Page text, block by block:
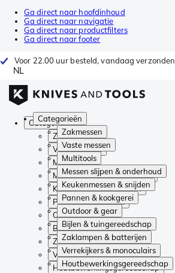
Ga direct naar hoofdinhoud
Ga direct naar navigatie
Ga direct naar productfilters
Ga direct naar footer
Voor 22.00 uur besteld, vandaag verzonden
NL
Categorieën
Zakmessen
Vaste messen
Multitools
Messen slijpen & onderhoud
Keukenmessen & snijden
Pannen & kookgerei
Outdoor & gear
Bijlen & tuingereedschap
Zaklampen & batterijen
Verrekijkers & monoculairs
Houtbewerkingsgereedschap
Categorieën
Zakmessen
Vaste messen
Multitools
Messen slijpen & onderhoud
Keukenmessen & snijden
Pannen & kookgerei
Outdoor & gear
Bijlen & tuingereedschap
Zaklampen & batterijen
Verrekijkers & monoculairs
Houtbewerkingsgereedschap